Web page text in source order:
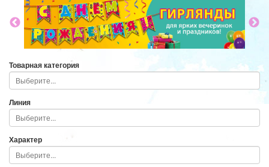
Товарная категория
Линия
Характер